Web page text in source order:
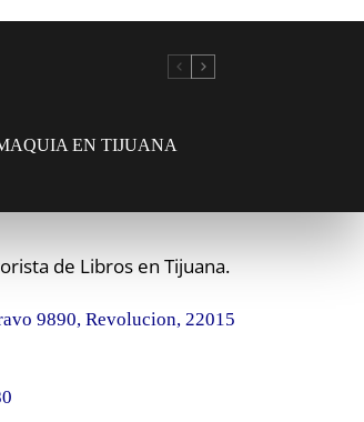
EN TIJUANA
de Libros en Tijuana.
9890, Revolucion, 22015